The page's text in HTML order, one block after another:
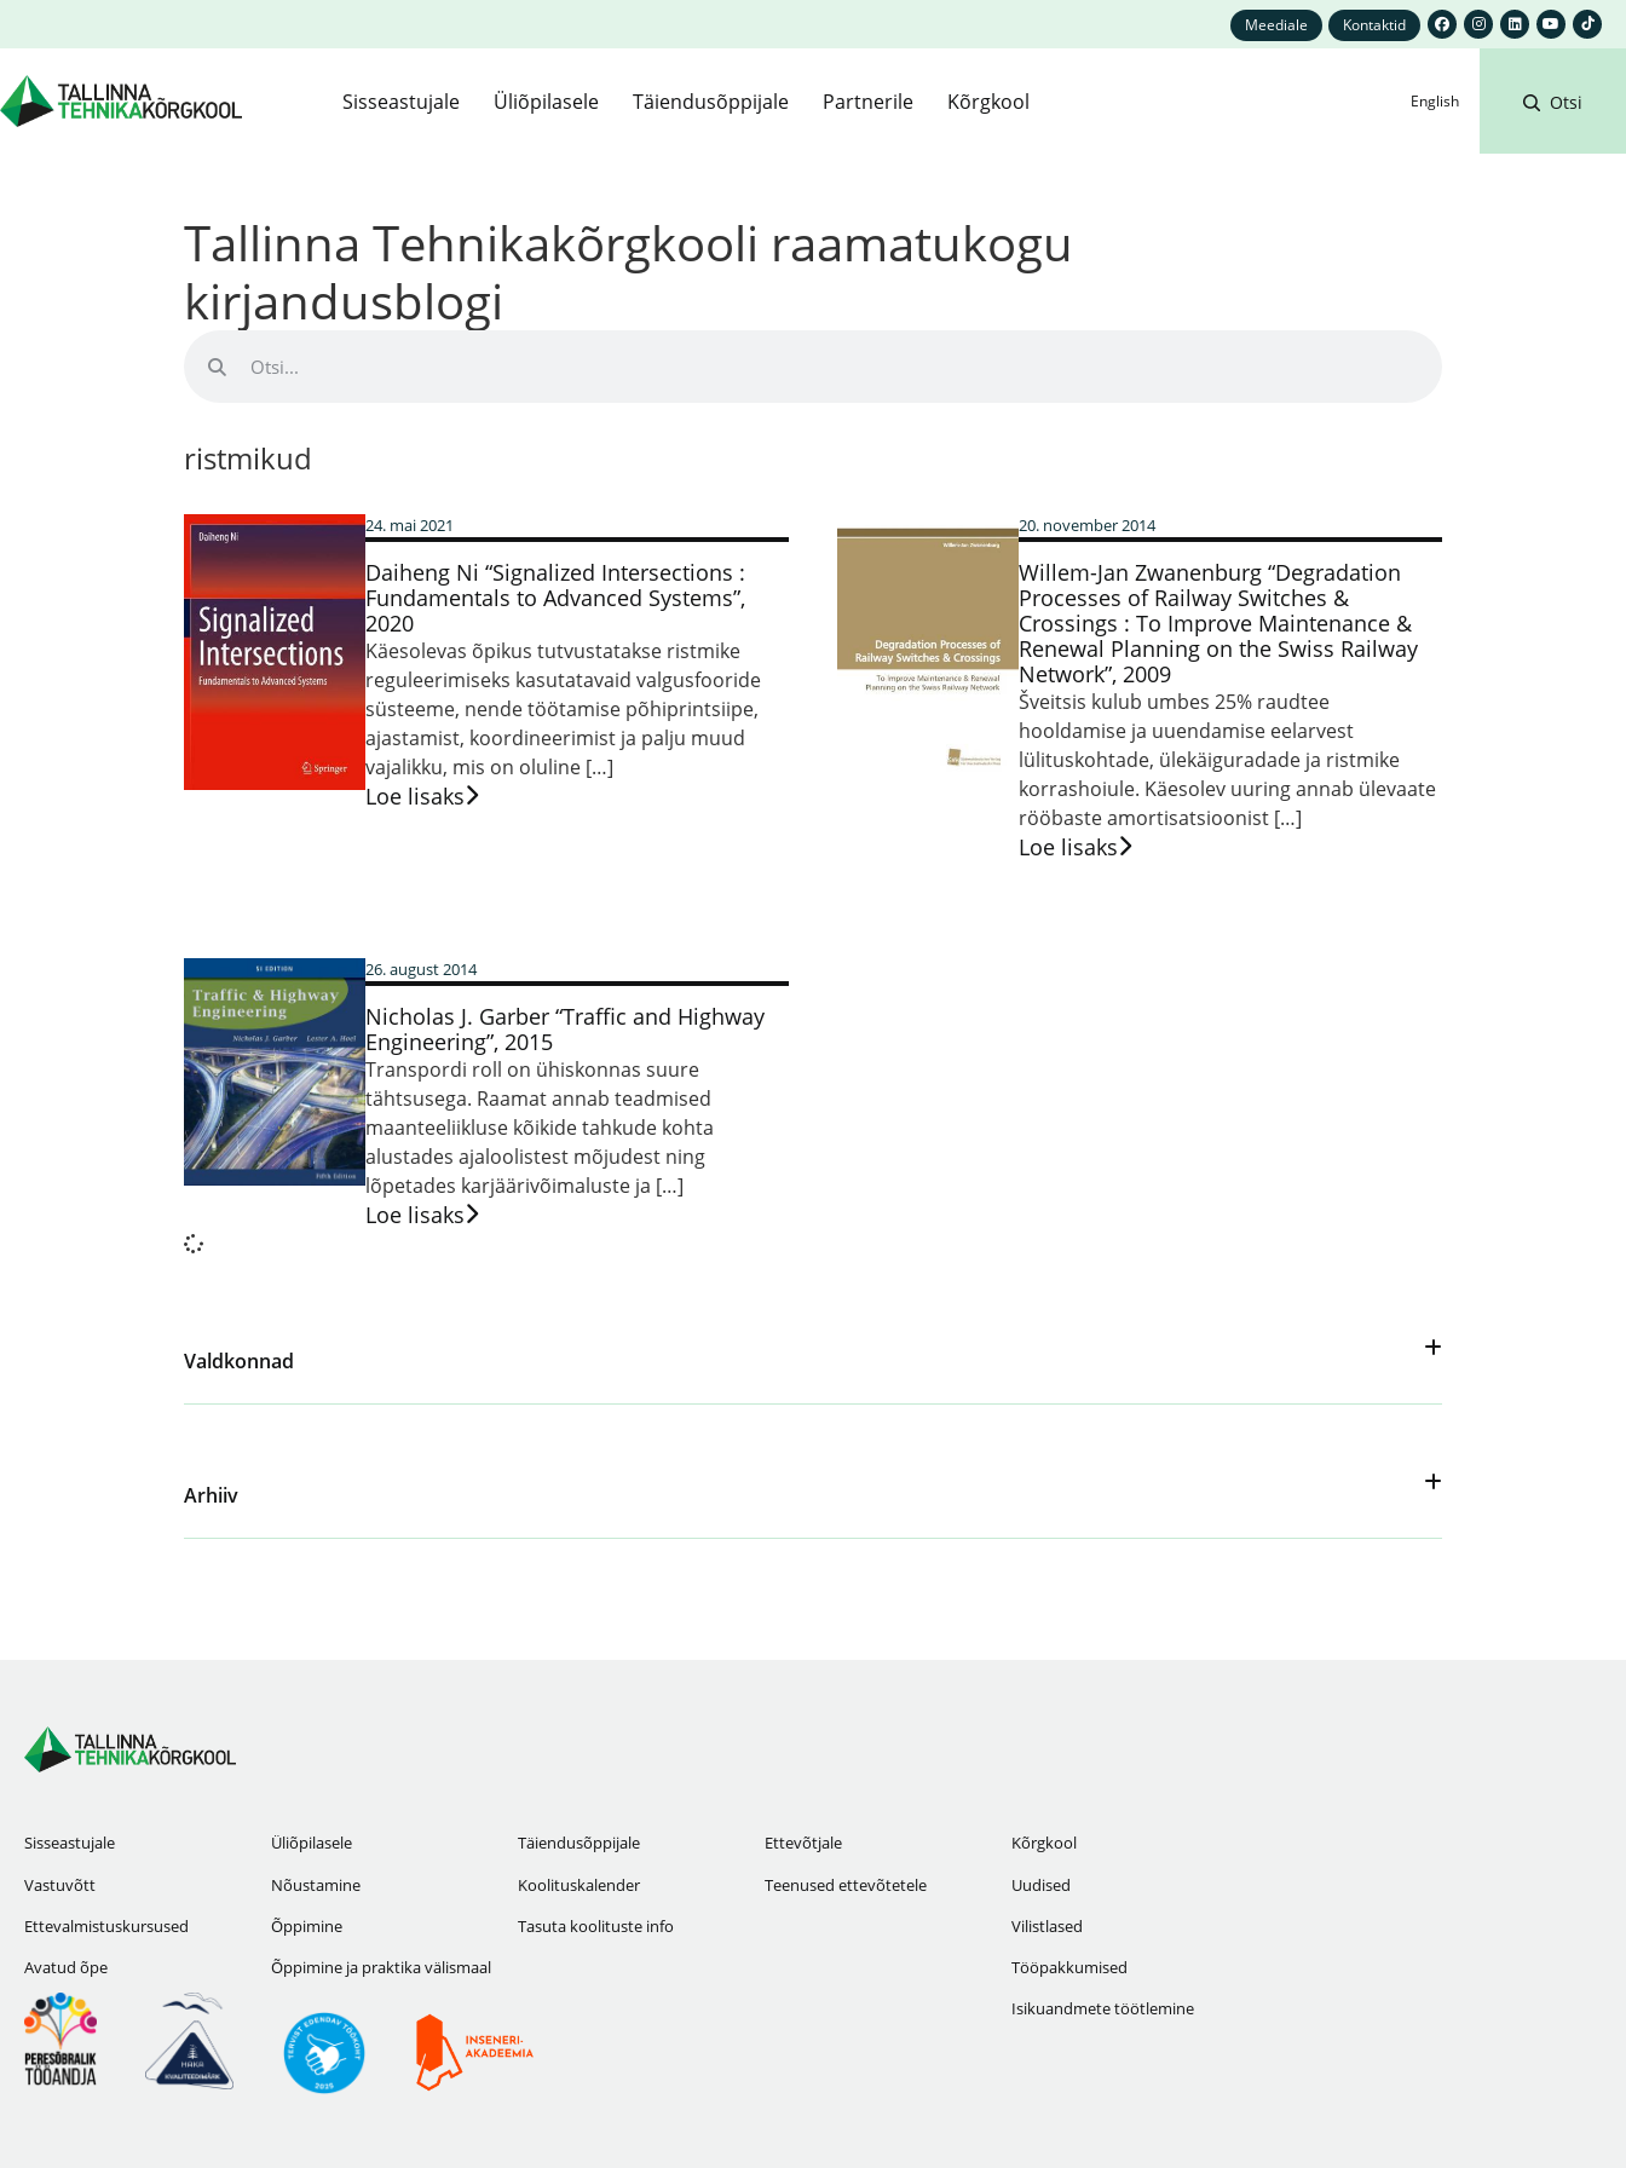
Meediale Kontaktid
Sisseastujale Üliõpilasele Täiendusõppijale Partnerile Kõrgkool English Otsi
Tallinna Tehnikakõrgkooli raamatukogu
kirjandusblogi
ristmikud
24. mai 2021
Daiheng Ni “Signalized Intersections :
Fundamentals to Advanced Systems”,
2020
Käesolevas õpikus tutvustatakse ristmike
reguleerimiseks kasutatavaid valgusfooride
süsteeme, nende töötamise põhiprintsiipe,
ajastamist, koordineerimist ja palju muud
vajalikku, mis on oluline […]
Loe lisaks
20. november 2014
Willem-Jan Zwanenburg “Degradation
Processes of Railway Switches &
Crossings : To Improve Maintenance &
Renewal Planning on the Swiss Railway
Network”, 2009
Šveitsis kulub umbes 25% raudtee
hooldamise ja uuendamise eelarvest
lülituskohtade, ülekäiguradade ja ristmike
korrashoiule. Käesolev uuring annab ülevaate
rööbaste amortisatsioonist […]
Loe lisaks
26. august 2014
Nicholas J. Garber “Traffic and Highway
Engineering”, 2015
Transpordi roll on ühiskonnas suure
tähtsusega. Raamat annab teadmised
maanteeliikluse kõikide tahkude kohta
alustades ajaloolistest mõjudest ning
lõpetades karjäärivõimaluste ja […]
Loe lisaks
Valdkonnad
Arhiiv
Sisseastujale
Vastuvõtt
Ettevalmistuskursused
Avatud õpe
Üliõpilasele
Nõustamine
Õppimine
Õppimine ja praktika välismaal
Täiendusõppijale
Koolituskalender
Tasuta koolituste info
Ettevõtjale
Teenused ettevõtetele
Kõrgkool
Uudised
Vilistlased
Tööpakkumised
Isikuandmete töötlemine